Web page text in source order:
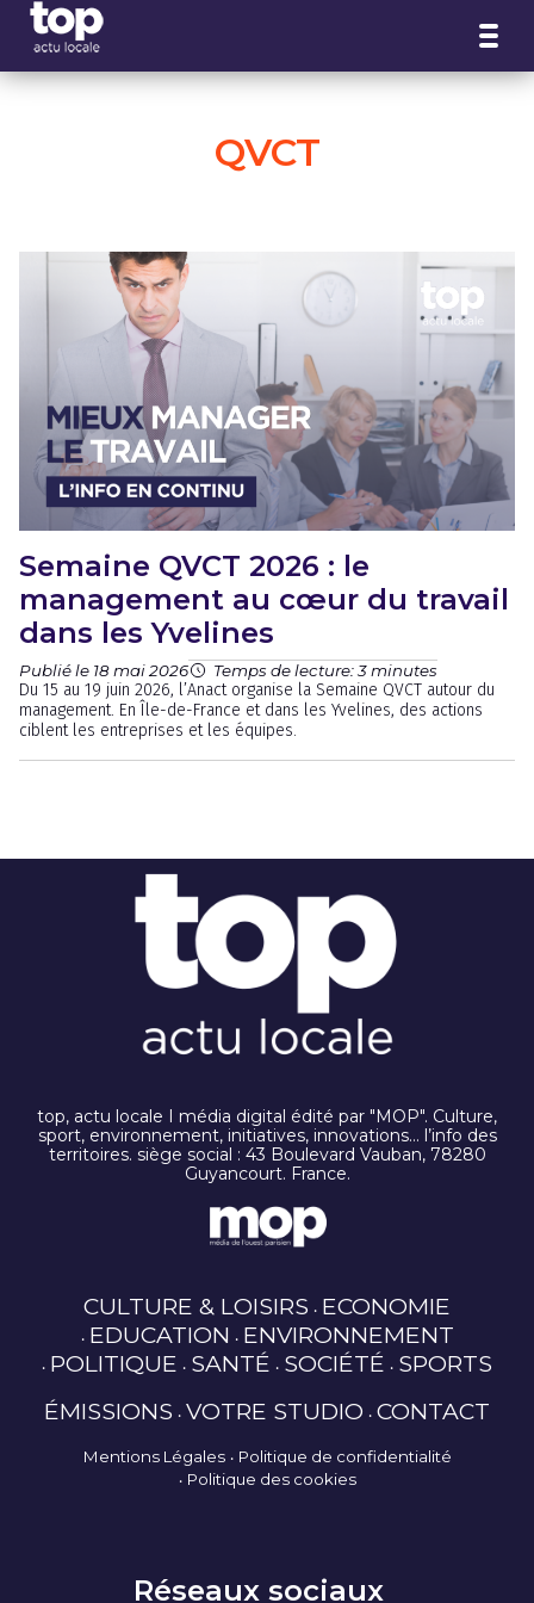
QVCT
Semaine QVCT 2026 : le
management au cœur du travail
dans les Yvelines
Publié le 18 mai 2026 Temps de lecture: 3 minutes
Du 15 au 19 juin 2026, l’Anact organise la Semaine QVCT autour du
management. En Île-de-France et dans les Yvelines, des actions
ciblent les entreprises et les équipes.
top, actu locale I média digital édité par "MOP". Culture,
sport, environnement, initiatives, innovations… l’info des
territoires. siège social : 43 Boulevard Vauban, 78280
Guyancourt. France.
CULTURE & LOISIRS ECONOMIE
EDUCATION ENVIRONNEMENT
POLITIQUE SANTÉ SOCIÉTÉ SPORTS
ÉMISSIONS VOTRE STUDIO CONTACT
Mentions Légales
Politique de confidentialité
Politique des cookies
Réseaux sociaux
Panneau de gestion des cookies